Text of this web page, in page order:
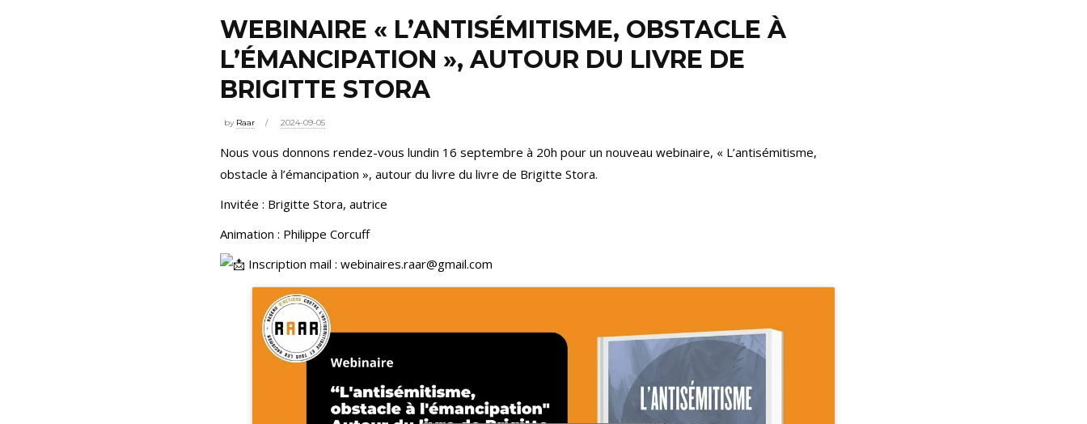
WEBINAIRE « L’ANTISÉMITISME, OBSTACLE À
L’ÉMANCIPATION », AUTOUR DU LIVRE DE
BRIGITTE STORA
by Raar 2024-09-05
Nous vous donnons rendez-vous lundin 16 septembre à 20h pour un nouveau webinaire, « L’antisémitisme,
obstacle à l’émancipation », autour du livre du livre de Brigitte Stora.
Invitée : Brigitte Stora, autrice
Animation : Philippe Corcuff
Inscription mail : webinaires.raar@gmail.com